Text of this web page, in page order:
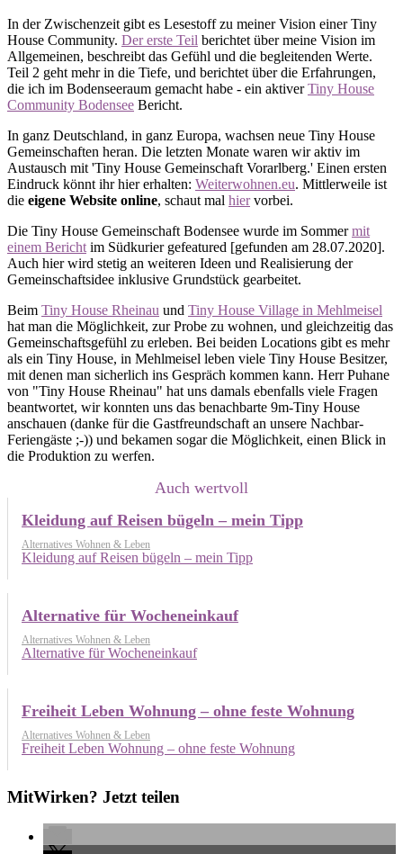
In der Zwischenzeit gibt es Lesestoff zu meiner Vision einer Tiny
House Community. Der erste Teil berichtet über meine Vision im
Allgemeinen, beschreibt das Gefühl und die begleitenden Werte.
Teil 2 geht mehr in die Tiefe, und berichtet über die Erfahrungen,
die ich im Bodenseeraum gemacht habe - ein aktiverTiny House
Community Bodensee Bericht.
In ganz Deutschland, in ganz Europa, wachsen neue Tiny House
Gemeinschaften heran. Die letzten Monate waren wir aktiv im
Austausch mit 'Tiny House Gemeinschaft Vorarlberg.' Einen ersten
Eindruck könnt ihr hier erhalten: Weiterwohnen.eu. Mittlerweile ist
die eigene Website online, schaut mal hiervorbei.
Die Tiny House Gemeinschaft Bodensee wurde im Sommermit
einem Bericht im Südkurier gefeatured [gefunden am 28.07.2020].
Auch hier wird stetig an weiteren Ideen und Realisierung der
Gemeinschaftsidee inklusive Grundstück gearbeitet.
Beim Tiny House Rheinau und Tiny House Village in Mehlmeisel
hat man die Möglichkeit, zur Probe zu wohnen, und gleichzeitig das
Gemeinschaftsgefühl zu erleben. Bei beiden Locations gibt es mehr
als ein Tiny House, in Mehlmeisel leben viele Tiny House Besitzer,
mit denen man sicherlich ins Gespräch kommen kann. Herr Puhane
von "Tiny House Rheinau" hat uns damals ebenfalls viele Fragen
beantwortet, wir konnten uns das benachbarte 9m-Tiny House
anschauen (danke für die Gastfreundschaft an unsere Nachbar-
Feriengäste ;-)) und bekamen sogar die Möglichkeit, einen Blick in
die Produktion zu werfen.
Auch wertvoll
Kleidung auf Reisen bügeln – mein Tipp
Alternatives Wohnen & Leben
Kleidung auf Reisen bügeln – mein Tipp
Alternative für Wocheneinkauf
Alternatives Wohnen & Leben
Alternative für Wocheneinkauf
Freiheit Leben Wohnung – ohne feste Wohnung
Alternatives Wohnen & Leben
Freiheit Leben Wohnung – ohne feste Wohnung
MitWirken? Jetzt teilen